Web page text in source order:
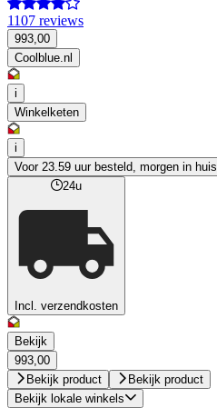
1107 reviews
993,00
Coolblue.nl
i
Winkelketen
i
Voor 23.59 uur besteld, morgen in huis
24u
Incl. verzendkosten
Bekijk
993,00
Bekijk product
Bekijk product
Bekijk lokale winkels